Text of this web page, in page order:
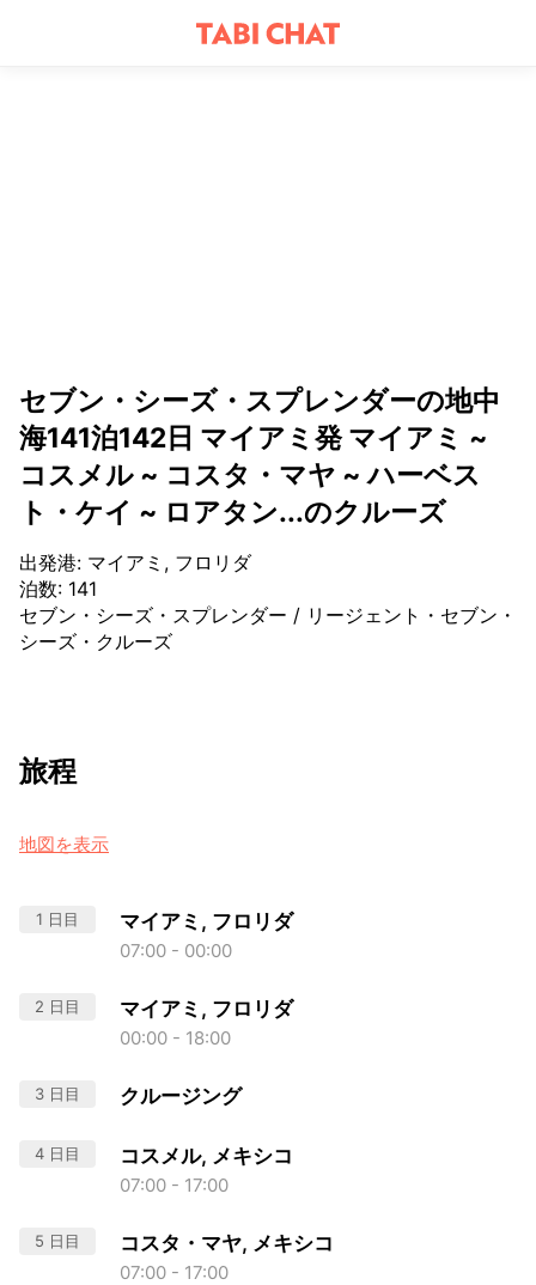
セブン・シーズ・スプレンダーの地中
海141泊142日 マイアミ発 マイアミ ~
コスメル ~ コスタ・マヤ ~ ハーベス
ト・ケイ ~ ロアタン...のクルーズ
出発港: マイアミ, フロリダ
泊数: 141
セブン・シーズ・スプレンダー / リージェント・セブン・
シーズ・クルーズ
旅程
地図を表示
1 日目 マイアミ, フロリダ
07:00 - 00:00
2 日目 マイアミ, フロリダ
00:00 - 18:00
3 日目 クルージング
4 日目 コスメル, メキシコ
07:00 - 17:00
5 日目 コスタ・マヤ, メキシコ
07:00 - 17:00